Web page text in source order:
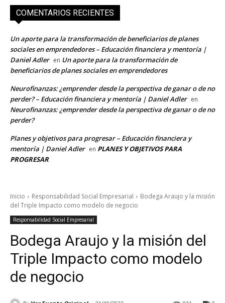
COMENTARIOS RECIENTES
Un aporte para la transformación de beneficiarios de planes
sociales en emprendedores – Educación financiera y mentoría |
Daniel Adler en Un aporte para la transformación de
beneficiarios de planes sociales en emprendedores
Neurofinanzas: ¿emprender desde la perspectiva de ganar o de no
perder? – Educación financiera y mentoría | Daniel Adler en
Neurofinanzas: ¿emprender desde la perspectiva de ganar o de no
perder?
Planes y objetivos para progresar – Educación financiera y
mentoría | Daniel Adler en PLANES Y OBJETIVOS PARA
PROGRESAR